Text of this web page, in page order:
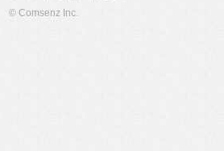
© Comsenz Inc.